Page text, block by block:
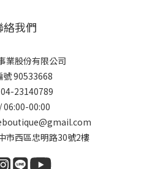
絡我們
業股份有限公司
號 90533668
23140789
06:00-00:00
市西區忠明路30號2樓